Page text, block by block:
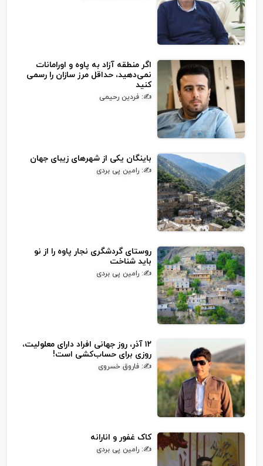
اگر منطقه آزاد به پاوه و اورامانات
نمی‌دهید، حداقل مرز سازان را رسمی
کنید
✍: فردین رحیمی
باینگان یکی از شهرهای زیبای جهان
✍: رامین پی بردی
روستای گردشگری نجار پاوه را از نو
باید شناخت
✍: رامین پی بردی
۱۲ آذر، روز جهانی افراد دارای معلولیت،
روزی برای حساب‌کشی است!
✍: فاروق خسروی
کاک غفور و انارانه
✍: رامین پی بردی